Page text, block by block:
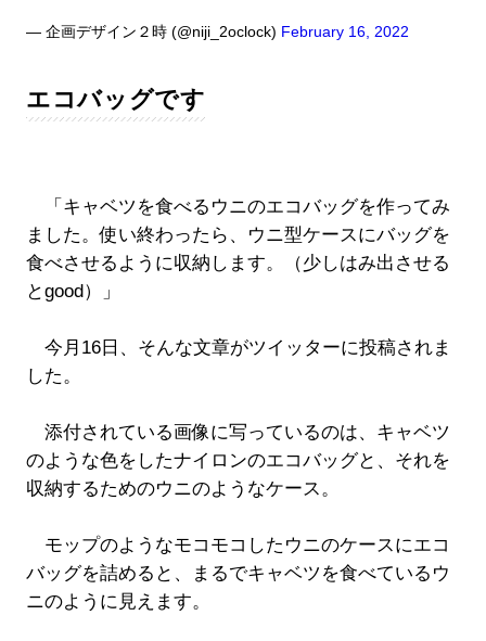
— 企画デザイン２時 (@niji_2oclock) February 16, 2022
エコバッグです
「キャベツを食べるウニのエコバッグを作ってみ
ました。使い終わったら、ウニ型ケースにバッグを
食べさせるように収納します。（少しはみ出させる
とgood）」
今月16日、そんな文章がツイッターに投稿されま
した。
添付されている画像に写っているのは、キャベツ
のような色をしたナイロンのエコバッグと、それを
収納するためのウニのようなケース。
モップのようなモコモコしたウニのケースにエコ
バッグを詰めると、まるでキャベツを食べているウ
ニのように見えます。